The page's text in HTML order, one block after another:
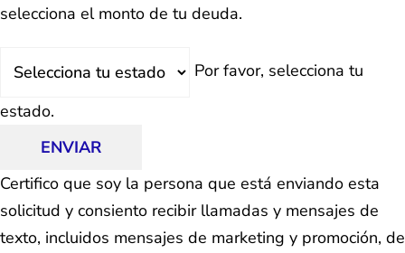
selecciona el monto de tu deuda.
Por favor, selecciona tu
estado.
ENVIAR
Certifico que soy la persona que está enviando esta
solicitud y consiento recibir llamadas y mensajes de
texto, incluidos mensajes de marketing y promoción, de